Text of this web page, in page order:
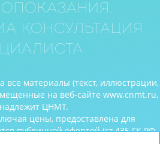
консультация
все материалы (текст, иллюстрации,
на веб-сайте www.cnmt.ru,
ЦНМТ.
цены, предоставлена для
публичной офертой (ст.435 ГК РФ,